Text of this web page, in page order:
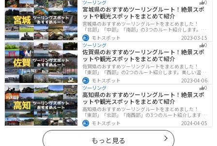
グに行く際は参考にしてください。
ツーリング
0
宮城県のおすすめツーリングルート！絶景スポ
ットや観光スポットをまとめて紹介
宮城県のおすすめツーリングルートをまとめました！
「北部」「中部」「南部」の3つのルート紹介します。キ
ツネ村や広大な山や滝、湖などを歴史や自然を満喫する
ツーリングができます。バイクで宮城県にツーリングに
行く際は参考にしてください。
モトスポット
2023-03-15
ツーリング
0
佐賀県のおすすめツーリングルート！絶景スポ
ットや観光スポットをまとめて紹介
佐賀県のおすすめツーリングルートをまとめました！
「東部」「西部」の2つのルート紹介します。美しい温泉
地や古墳群、歴史ある城や神社仏閣など、バイクツーリ
ングに適したスポットが多数存在し、様々な楽しみ方が
できます。バイクで佐賀県にツーリングに行く際は参考
にしてください。
モトスポット
2023-04-06
ツーリング
0
高知県のおすすめツーリングルート！絶景スポ
ットや観光スポットをまとめて紹介
高知県のおすすめツーリングルートをまとめました！
「東部」「北部」「南西部」の3つのルート紹介します。
山と海どちらも楽しめるスポットが多数あり、様々な楽
しみ方ができます。バイクで高知県にツーリングに行く
際は参考にしてください。
モトスポット 2024-04-05
もっと見る